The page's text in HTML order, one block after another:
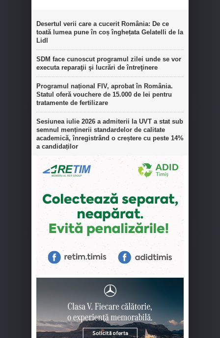
Desertul verii care a cucerit România: De ce
toată lumea pune în coș înghețata Gelatelli de la
Lidl
SDM face cunoscut programul zilei unde se vor
executa reparaţii şi lucrări de întreţinere
Programul național FIV, aprobat în România.
Statul oferă vouchere de 15.000 de lei pentru
tratamente de fertilizare
Sesiunea iulie 2026 a admiterii la UVT a stat sub
semnul menținerii standardelor de calitate
academică, înregistrând o creștere cu peste 14%
a candidaților